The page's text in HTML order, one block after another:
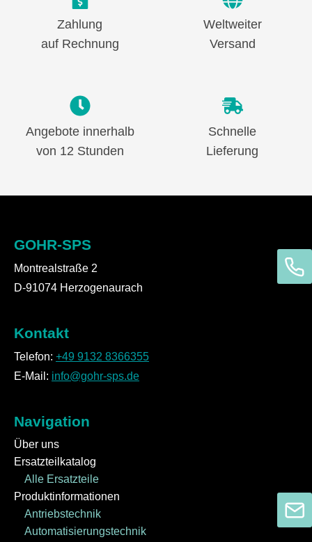
Zahlung
auf Rechnung
Weltweiter
Versand
Angebote innerhalb
von 12 Stunden
Schnelle
Lieferung
GOHR-SPS
Montrealstraße 2
D-91074 Herzogenaurach
Kontakt
Telefon: +49 9132 8366355
E-Mail: info@gohr-sps.de
Navigation
Über uns
Ersatzteilkatalog
Alle Ersatzteile
Produktinformationen
Antriebstechnik
Automatisierungstechnik